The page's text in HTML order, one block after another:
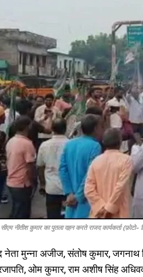
नीतीश कुमार का पुतला दहन करते राजद कार्यकर्ता (फ़ोटो-
नेता मुन्ना अजीज, संतोष कुमार,
ओम कुमार, राम अशीष सिंह